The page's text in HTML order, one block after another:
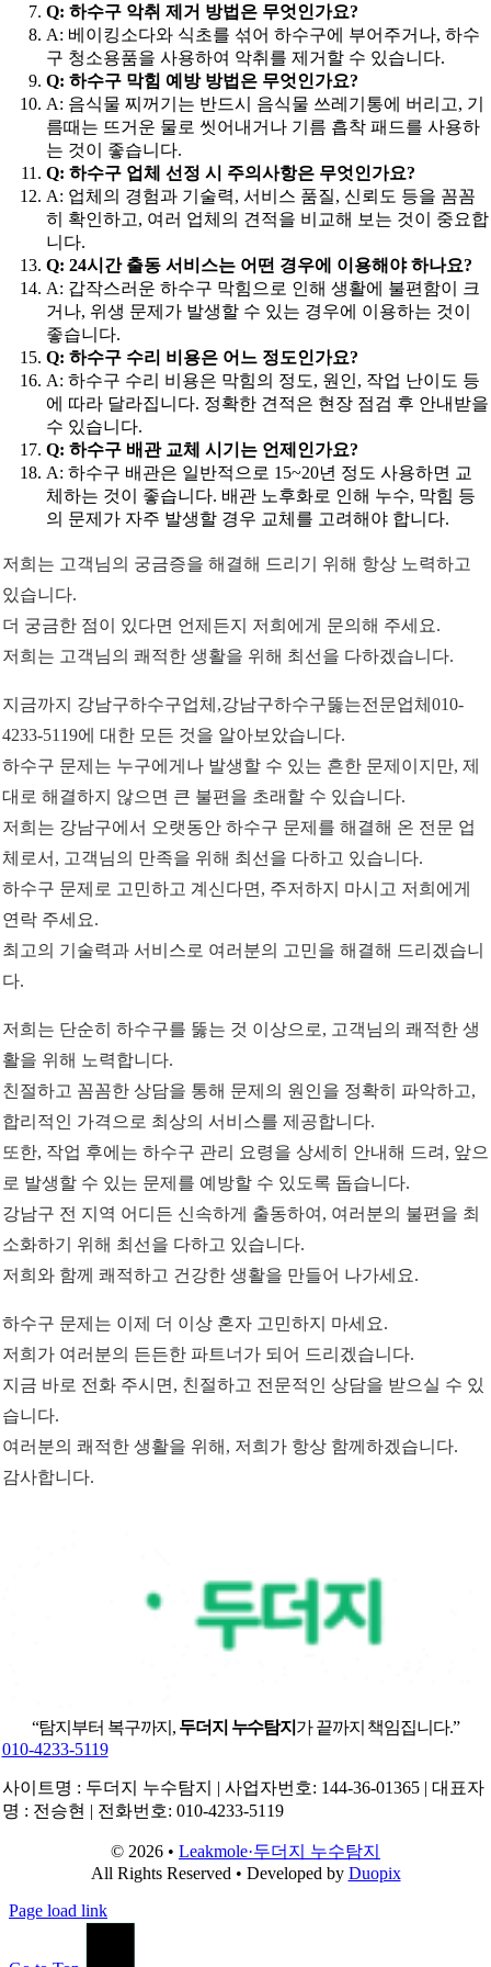
Q: 하수구 악취 제거 방법은 무엇인가요?
A: 베이킹소다와 식초를 섞어 하수구에 부어주거나, 하수
구 청소용품을 사용하여 악취를 제거할 수 있습니다.
Q: 하수구 막힘 예방 방법은 무엇인가요?
A: 음식물 찌꺼기는 반드시 음식물 쓰레기통에 버리고, 기
름때는 뜨거운 물로 씻어내거나 기름 흡착 패드를 사용하
는 것이 좋습니다.
Q: 하수구 업체 선정 시 주의사항은 무엇인가요?
A: 업체의 경험과 기술력, 서비스 품질, 신뢰도 등을 꼼꼼
히 확인하고, 여러 업체의 견적을 비교해 보는 것이 중요합
니다.
Q: 24시간 출동 서비스는 어떤 경우에 이용해야 하나요?
A: 갑작스러운 하수구 막힘으로 인해 생활에 불편함이 크
거나, 위생 문제가 발생할 수 있는 경우에 이용하는 것이
좋습니다.
Q: 하수구 수리 비용은 어느 정도인가요?
A: 하수구 수리 비용은 막힘의 정도, 원인, 작업 난이도 등
에 따라 달라집니다. 정확한 견적은 현장 점검 후 안내받을
수 있습니다.
Q: 하수구 배관 교체 시기는 언제인가요?
A: 하수구 배관은 일반적으로 15~20년 정도 사용하면 교
체하는 것이 좋습니다. 배관 노후화로 인해 누수, 막힘 등
의 문제가 자주 발생할 경우 교체를 고려해야 합니다.
저희는 고객님의 궁금증을 해결해 드리기 위해 항상 노력하고
있습니다.
더 궁금한 점이 있다면 언제든지 저희에게 문의해 주세요.
저희는 고객님의 쾌적한 생활을 위해 최선을 다하겠습니다.
지금까지 강남구하수구업체,강남구하수구뚫는전문업체010-
4233-5119에 대한 모든 것을 알아보았습니다.
하수구 문제는 누구에게나 발생할 수 있는 흔한 문제이지만, 제
대로 해결하지 않으면 큰 불편을 초래할 수 있습니다.
저희는 강남구에서 오랫동안 하수구 문제를 해결해 온 전문 업
체로서, 고객님의 만족을 위해 최선을 다하고 있습니다.
하수구 문제로 고민하고 계신다면, 주저하지 마시고 저희에게
연락 주세요.
최고의 기술력과 서비스로 여러분의 고민을 해결해 드리겠습니
다.
저희는 단순히 하수구를 뚫는 것 이상으로, 고객님의 쾌적한 생
활을 위해 노력합니다.
친절하고 꼼꼼한 상담을 통해 문제의 원인을 정확히 파악하고,
합리적인 가격으로 최상의 서비스를 제공합니다.
또한, 작업 후에는 하수구 관리 요령을 상세히 안내해 드려, 앞으
로 발생할 수 있는 문제를 예방할 수 있도록 돕습니다.
강남구 전 지역 어디든 신속하게 출동하여, 여러분의 불편을 최
소화하기 위해 최선을 다하고 있습니다.
저희와 함께 쾌적하고 건강한 생활을 만들어 나가세요.
하수구 문제는 이제 더 이상 혼자 고민하지 마세요.
저희가 여러분의 든든한 파트너가 되어 드리겠습니다.
지금 바로 전화 주시면, 친절하고 전문적인 상담을 받으실 수 있
습니다.
여러분의 쾌적한 생활을 위해, 저희가 항상 함께하겠습니다.
감사합니다.
“탐지부터 복구까지, 두더지 누수탐지 가 끝까지 책임집니다.”
010-4233-5119
사이트명 : 두더지 누수탐지 | 사업자번호: 144-36-01365 | 대표자
명 : 전승현 | 전화번호: 010-4233-5119
© 2026 • Leakmole·두더지 누수탐지
All Rights Reserved • Developed by Duopix
Page load link